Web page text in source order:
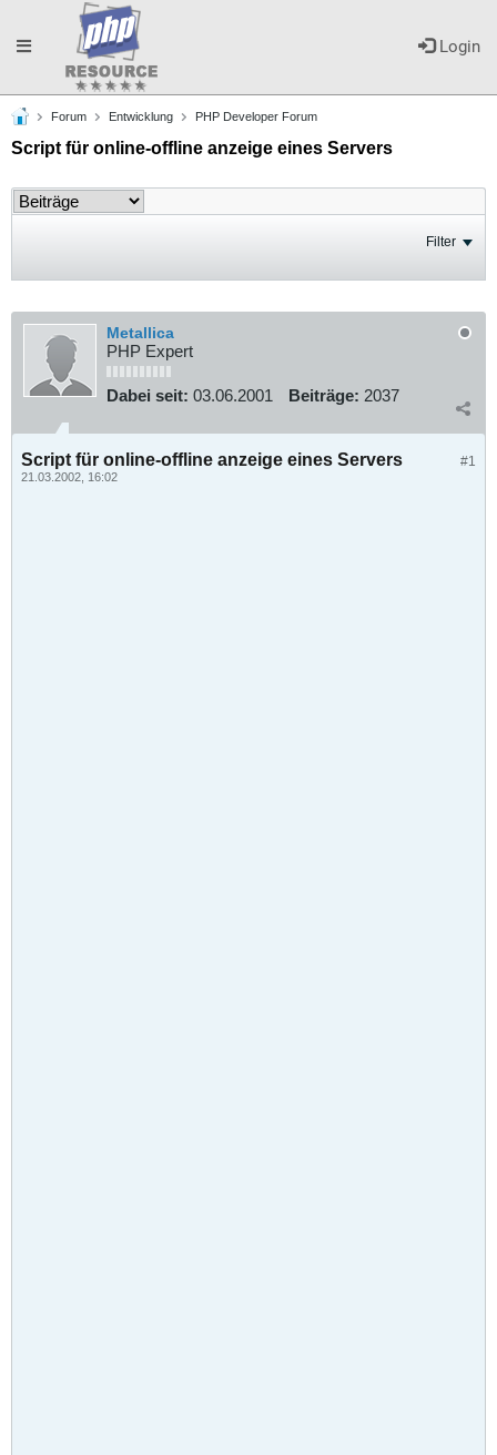
Login
Toggle
navigation
Forum Entwicklung PHP Developer Forum
Script für online-offline anzeige eines Servers
Filter
Metallica
PHP Expert
Dabei seit: 03.06.2001 Beiträge: 2037
#1
Script für online-offline anzeige eines Servers
21.03.2002, 16:02